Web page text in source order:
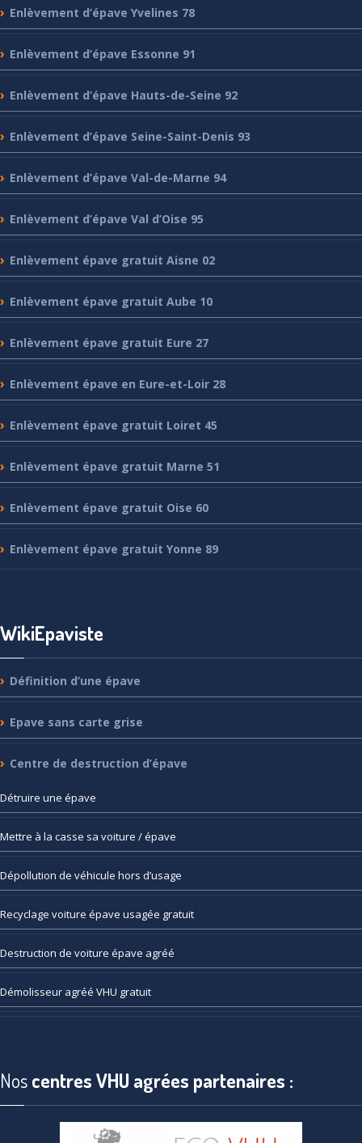
Enlèvement d’épave Yvelines 78
Enlèvement d’épave Essonne 91
Enlèvement d’épave Hauts-de-Seine 92
Enlèvement d’épave Seine-Saint-Denis 93
Enlèvement d’épave Val-de-Marne 94
Enlèvement d’épave Val d’Oise 95
Enlèvement épave gratuit Aisne 02
Enlèvement épave gratuit Aube 10
Enlèvement épave gratuit Eure 27
Enlèvement épave en Eure-et-Loir 28
Enlèvement épave gratuit Loiret 45
Enlèvement épave gratuit Marne 51
Enlèvement épave gratuit Oise 60
Enlèvement épave gratuit Yonne 89
WikiEpaviste
Définition d’une épave
Epave sans carte grise
Centre de destruction d’épave
Détruire une épave
Mettre à la casse sa voiture / épave
Dépollution de véhicule hors d’usage
Recyclage voiture épave usagée gratuit
Destruction de voiture épave agréé
Démolisseur agréé VHU gratuit
Noscentres VHU agrées partenaires :